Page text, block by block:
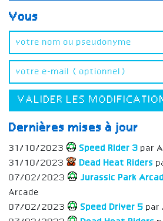
Vous
VALIDER LES
Dernières mises à jour
31/10/2023 Speed Rider 3 par
31/10/2023
Dead Heat Riders
07/02/2023
Jurassic Park
Arcade
07/02/2023
Speed Driver 5 par